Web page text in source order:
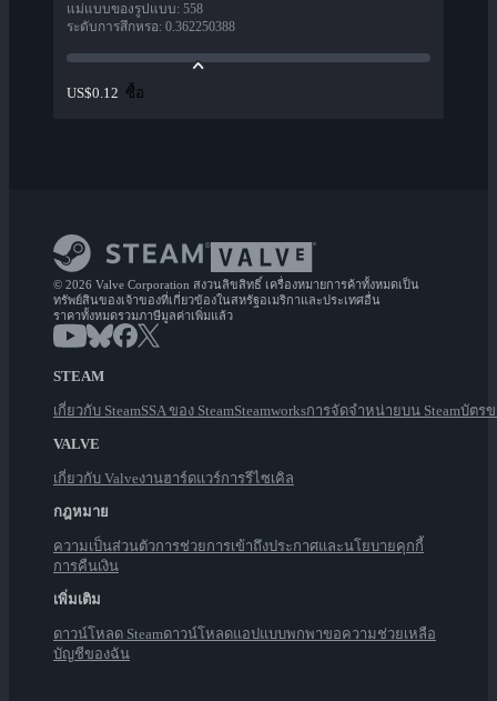
แม่แบบของรูปแบบ: 558
ระดับการสึกหรอ: 0.362250388
US$0.12 ซื้อ
© 2026 Valve Corporation สงวนลิขสิทธิ์ เครื่องหมายการค้าทั้งหมดเป็น
ทรัพย์สินของเจ้าของที่เกี่ยวข้องในสหรัฐอเมริกาและประเทศอื่น
ราคาทั้งหมดรวมภาษีมูลค่าเพิ่มแล้ว
STEAM
เกี่ยวกับ SteamSSA ของ SteamSteamworksการจัดจำหน่ายบน Steamบัตร
VALVE
เกี่ยวกับ Valveงานฮาร์ดแวร์การรีไซเคิล
กฎหมาย
ความเป็นส่วนตัวการช่วยการเข้าถึงประกาศและนโยบายคุกกี้
การคืนเงิน
เพิ่มเติม
ดาวน์โหลด Steamดาวน์โหลดแอปแบบพกพาขอความช่วยเหลือ
บัญชีของฉัน